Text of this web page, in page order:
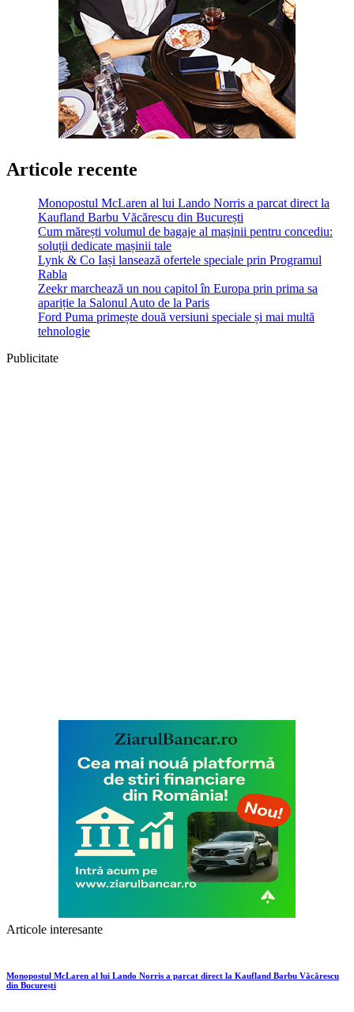
Articole recente
Monopostul McLaren al lui Lando Norris a parcat direct la
Kaufland Barbu Văcărescu din București
Cum mărești volumul de bagaje al mașinii pentru concediu:
soluții dedicate mașinii tale
Lynk & Co Iași lansează ofertele speciale prin Programul
Rabla
Zeekr marchează un nou capitol în Europa prin prima sa
apariție la Salonul Auto de la Paris
Ford Puma primește două versiuni speciale și mai multă
tehnologie
Publicitate
Articole interesante
Monopostul McLaren al lui Lando Norris a parcat direct la Kaufland Barbu Văcărescu
din București